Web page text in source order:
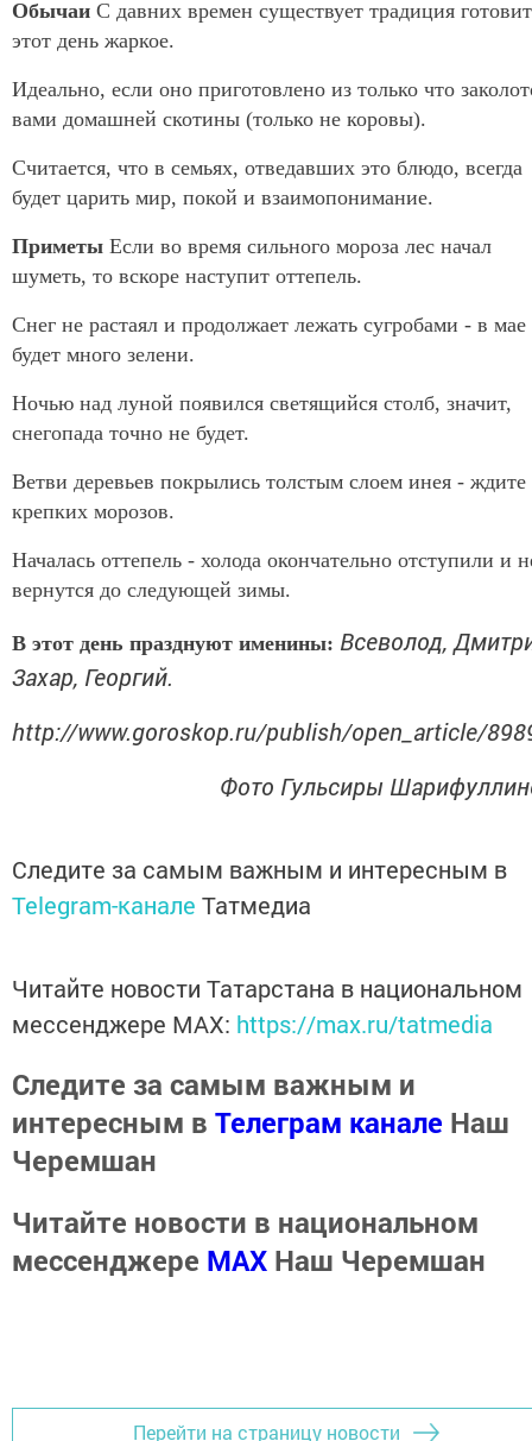
Обычаи С давних времен существует традиция
этот день жаркое.
Идеально, если оно приготовлено из только что
вами домашней скотины (только не коровы).
Считается, что в семьях, отведавших это блюдо, всегда
будет царить мир, покой и взаимопонимание.
Приметы Если во время сильного мороза лес начал
шуметь, то вскоре наступит оттепель.
Снег не растаял и продолжает лежать сугробами - в мае
будет много зелени.
Ночью над луной появился светящийся столб, значит,
снегопада точно не будет.
Ветви деревьев покрылись толстым слоем инея - ждите
крепких морозов.
Началась оттепель - холода окончательно отступили и
вернутся до следующей зимы.
В этот день празднуют именины: Всеволод,
Захар, Георгий.
http://www.goroskop.ru/publish/open_article/
Фото Гульсиры
Следите за самым важным и интересным в
Telegram-канале Татмедиа
Читайте новости Татарстана в национальном
мессенджере MАХ: https://max.ru/tatmedia
Следите за самым важным и
интересным в Телеграм канале Наш
Черемшан
Читайте новости в национальном
мессенджере MАХ Наш Черемшан
Перейти на страницу новости